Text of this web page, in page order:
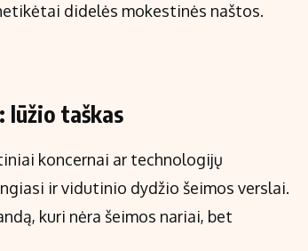
didelės mokestinės naštos.
lūžio taškas
koncernai ar technologijų
ir vidutinio dydžio šeimos verslai.
kuri nėra šeimos nariai, bet